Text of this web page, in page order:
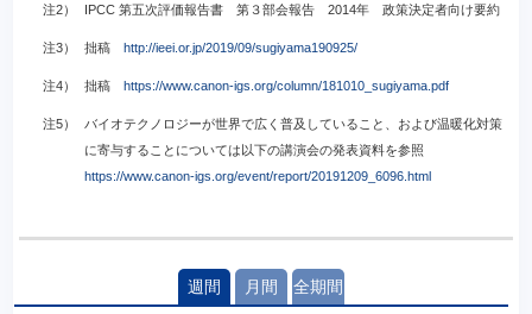
注2） IPCC 第五次評価報告書 第３部会報告 2014年 政策決定者向け要約
注3） 拙稿 http://ieei.or.jp/2019/09/sugiyama190925/
注4） 拙稿 https://www.canon-igs.org/column/181010_sugiyama.pdf
注5）
バイオテクノロジーが世界で広く普及していること、および温暖化対策
に寄与することについては以下の講演会の発表資料を参照
https://www.canon-igs.org/event/report/20191209_6096.html
週間 月間 全期間